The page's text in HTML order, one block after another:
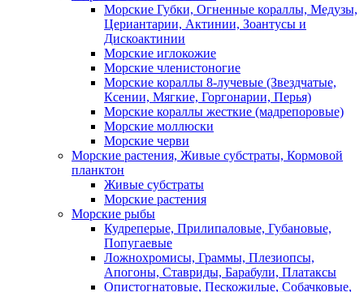
Морские Губки, Огненные кораллы, Медузы,
Цериантарии, Актинии, Зоантусы и
Дискоактинии
Морские иглокожие
Морские членистоногие
Морские кораллы 8-лучевые (Звездчатые,
Ксении, Мягкие, Горгонарии, Перья)
Морские кораллы жесткие (мадрепоровые)
Морские моллюски
Морские черви
Морские растения, Живые субстраты, Кормовой
планктон
Живые субстраты
Морские растения
Морские рыбы
Кудреперые, Прилипаловые, Губановые,
Попугаевые
Ложнохромисы, Граммы, Плезиопсы,
Апогоны, Ставриды, Барабули, Платаксы
Опистогнатовые, Пескожилые, Собачковые,